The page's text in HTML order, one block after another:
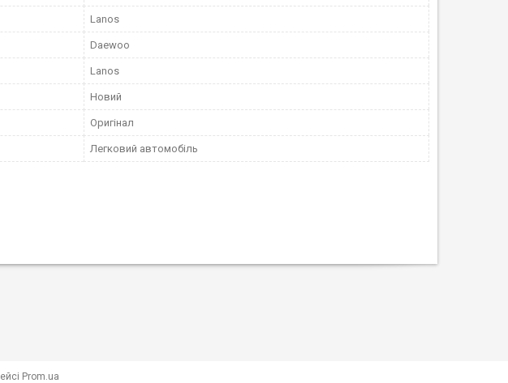
Lanos
Daewoo
Lanos
Новий
Оригінал
Легковий автомобіль
Prom.ua